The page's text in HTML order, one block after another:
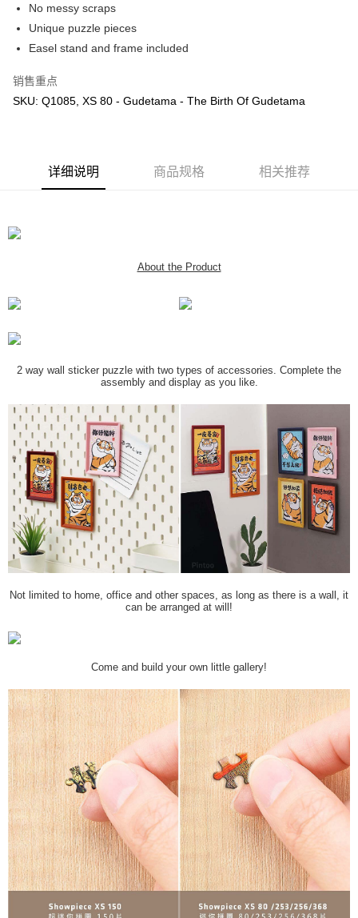
Pickup In-Store (3 working days, SMS notify)
免运费
No messy scraps
Unique puzzle pieces
Easel stand and frame included
销售重点
SKU: Q1085, XS 80 - Gudetama - The Birth Of Gudetama
详细说明 商品规格 相关推荐
About the Product
2 way wall sticker puzzle with two types of accessories. Complete the
assembly and display as you like.
Not limited to home, office and other spaces, as long as there is a wall, it
can be arranged at will!
Come and build your own little gallery!